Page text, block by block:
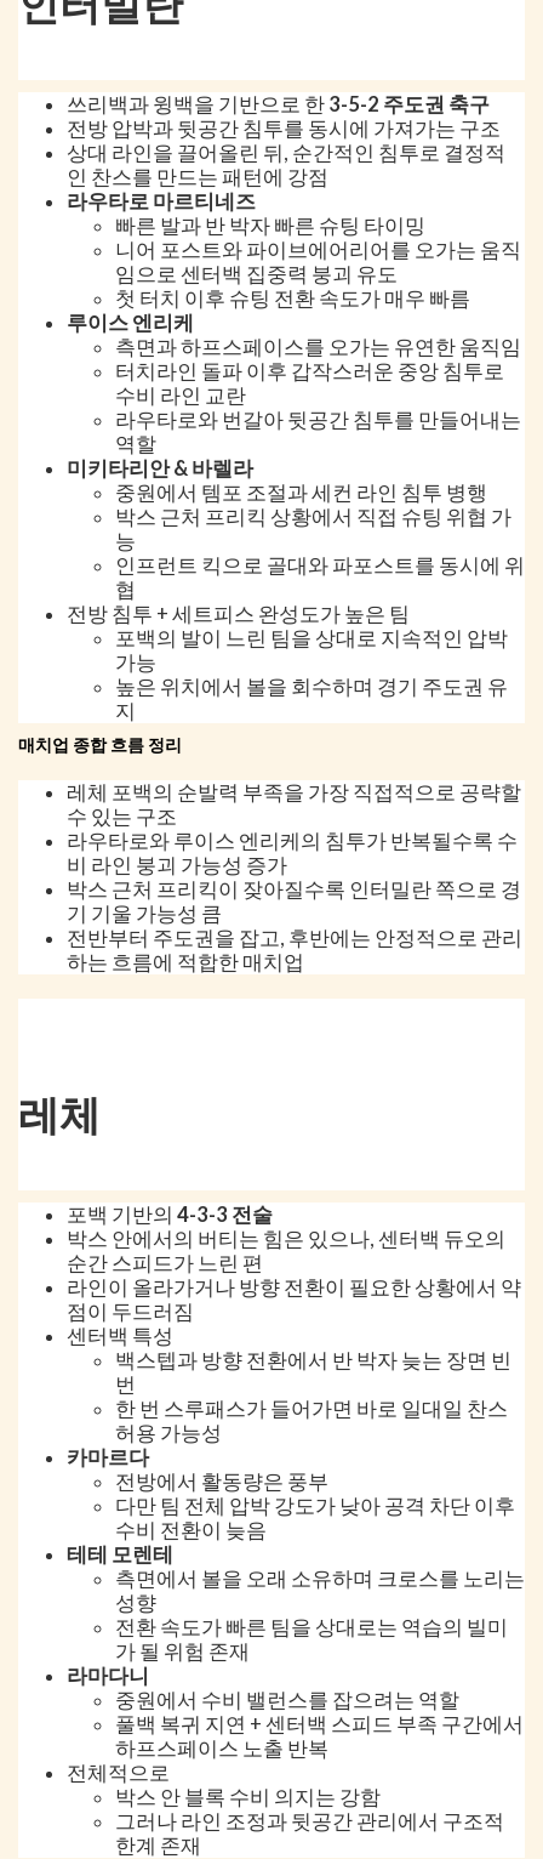
쓰리백과 윙백을 기반으로 한 3-5-2 주도권 축구
전방 압박과 뒷공간 침투를 동시에 가져가는 구조
상대 라인을 끌어올린 뒤, 순간적인 침투로 결정적
인 찬스를 만드는 패턴에 강점
라우타로 마르티네즈
빠른 발과 반 박자 빠른 슈팅 타이밍
니어 포스트와 파이브에어리어를 오가는 움직
임으로 센터백 집중력 붕괴 유도
첫 터치 이후 슈팅 전환 속도가 매우 빠름
루이스 엔리케
측면과 하프스페이스를 오가는 유연한 움직임
터치라인 돌파 이후 갑작스러운 중앙 침투로
수비 라인 교란
라우타로와 번갈아 뒷공간 침투를 만들어내는
역할
미키타리안 & 바렐라
중원에서 템포 조절과 세컨 라인 침투 병행
박스 근처 프리킥 상황에서 직접 슈팅 위협 가
능
인프런트 킥으로 골대와 파포스트를 동시에 위
협
전방 침투 + 세트피스 완성도가 높은 팀
포백의 발이 느린 팀을 상대로 지속적인 압박
가능
높은 위치에서 볼을 회수하며 경기 주도권 유
지
매치업 종합 흐름 정리
레체 포백의 순발력 부족을 가장 직접적으로 공략할
수 있는 구조
라우타로와 루이스 엔리케의 침투가 반복될수록 수
비 라인 붕괴 가능성 증가
박스 근처 프리킥이 잦아질수록 인터밀란 쪽으로 경
기 기울 가능성 큼
전반부터 주도권을 잡고, 후반에는 안정적으로 관리
하는 흐름에 적합한 매치업
레체
포백 기반의 4-3-3 전술
박스 안에서의 버티는 힘은 있으나, 센터백 듀오의
순간 스피드가 느린 편
라인이 올라가거나 방향 전환이 필요한 상황에서 약
점이 두드러짐
센터백 특성
백스텝과 방향 전환에서 반 박자 늦는 장면 빈
번
한 번 스루패스가 들어가면 바로 일대일 찬스
허용 가능성
카마르다
전방에서 활동량은 풍부
다만 팀 전체 압박 강도가 낮아 공격 차단 이후
수비 전환이 늦음
테테 모렌테
측면에서 볼을 오래 소유하며 크로스를 노리는
성향
전환 속도가 빠른 팀을 상대로는 역습의 빌미
가 될 위험 존재
라마다니
중원에서 수비 밸런스를 잡으려는 역할
풀백 복귀 지연 + 센터백 스피드 부족 구간에서
하프스페이스 노출 반복
전체적으로
박스 안 블록 수비 의지는 강함
그러나 라인 조정과 뒷공간 관리에서 구조적
한계 존재